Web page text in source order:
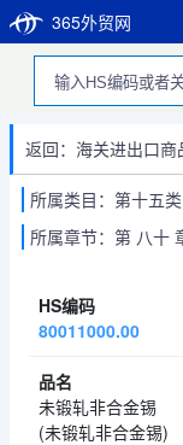
365外贸网
返回：海关进出口
所属类目：第十五
所属章节：第 八十
80011000.00
未锻轧非合金锡
(未锻轧非合金锡)